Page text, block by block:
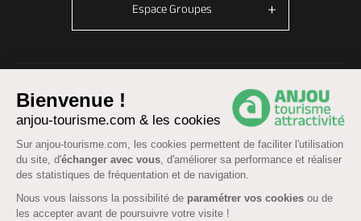
Bienvenue !
anjou-tourisme.com & les cookies
Sur anjou-tourisme.com, les cookies permettent de faciliter l'utilisation
du site, d'échanger avec vous, d'améliorer sa performance et réaliser
des statistiques de fréquentation et de navigation.
Nous vous laissons la possibilité de paramétrer vos cookies ou de
les accepter avant de poursuivre votre visite !
Espace Groupes
Mentions légales Données personnelles-Cookies
CGU Réservation -Accessibilité : partiellement conforme